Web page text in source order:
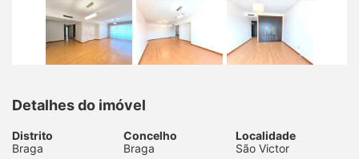
Detalhes do imóvel
Distrito
Braga
Concelho
Braga
Localidade
São Victor